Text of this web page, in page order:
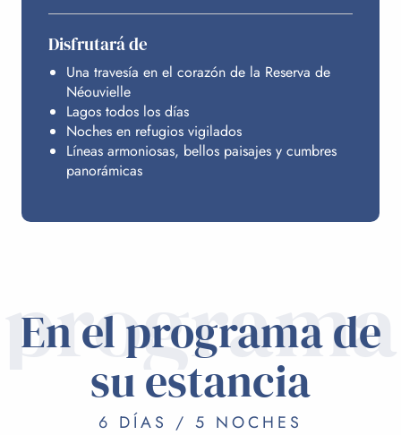
Disfrutará de
Una travesía en el corazón de la Reserva de
Néouvielle
Lagos todos los días
Noches en refugios vigilados
Líneas armoniosas, bellos paisajes y cumbres
panorámicas
programa
En el programa de
su estancia
6 DÍAS / 5 NOCHES